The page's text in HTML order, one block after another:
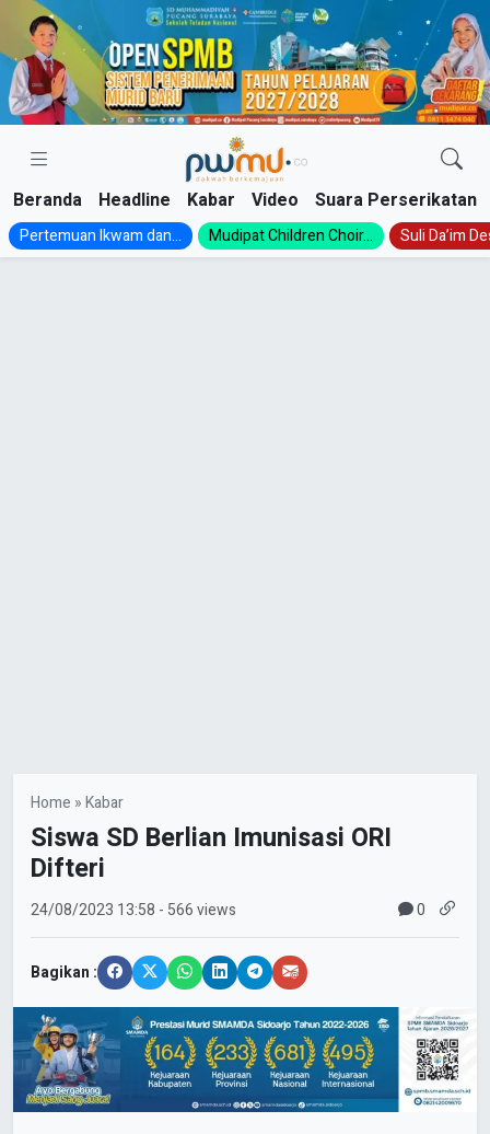
Skip
content
Beranda Headline Kabar Video Suara Perserikatan
Pertemuan Ikwam dan... Mudipat Children Choir... Suli Da’im
Home »Kabar
Siswa SD Berlian Imunisasi ORI
Difteri
24/08/2023 13:58 - 566 views 0
Bagikan :